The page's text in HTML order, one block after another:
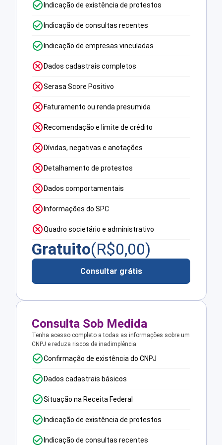
Indicação de existência de protestos
Indicação de consultas recentes
Indicação de empresas vinculadas
Dados cadastrais completos
Serasa Score Positivo
Faturamento ou renda presumida
Recomendação e limite de crédito
Dívidas, negativas e anotações
Detalhamento de protestos
Dados comportamentais
Informações do SPC
Quadro societário e administrativo
Gratuito(R$0,00)
Consultar grátis
Consulta Sob Medida
Tenha acesso completo a todas as informações sobre um
CNPJ e reduza riscos de inadimplência.
Confirmação de existência do CNPJ
Dados cadastrais básicos
Situação na Receita Federal
Indicação de existência de protestos
Indicação de consultas recentes